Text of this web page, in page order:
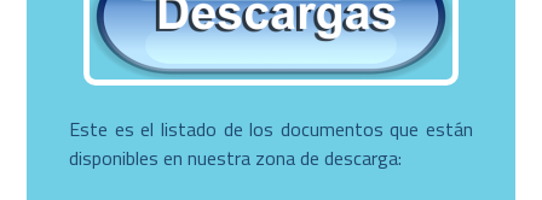
Este es el listado de los documentos que están
disponibles en nuestra zona de descarga: